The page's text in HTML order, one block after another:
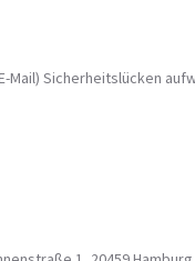
Sicherheitslücken